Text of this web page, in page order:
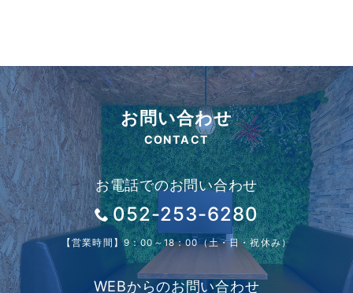
お問い合わせ
CONTACT
お電話でのお問い合わせ
052-253-6280
【営業時間】9：00～18：00（土・日・祝休み）
WEBからのお問い合わせ